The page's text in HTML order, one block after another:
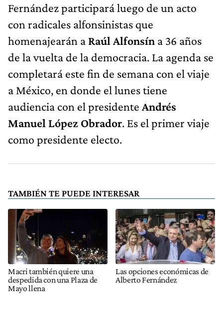
Fernández participará luego de un acto
con radicales alfonsinistas que
homenajearán a Raúl Alfonsín a 36 años
de la vuelta de la democracia. La agenda se
completará este fin de semana con el viaje
a México, en donde el lunes tiene
audiencia con el presidente Andrés
Manuel López Obrador. Es el primer viaje
como presidente electo.
TAMBIÉN TE PUEDE INTERESAR
Macri también quiere una
despedida con una Plaza de
Mayo llena
Las opciones económicas de
Alberto Fernández